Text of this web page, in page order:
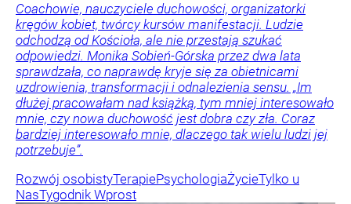
Coachowie, nauczyciele duchowości, organizatorki
kręgów kobiet, twórcy kursów manifestacji. Ludzie
odchodzą od Kościoła, ale nie przestają szukać
odpowiedzi. Monika Sobień-Górska przez dwa lata
sprawdzała, co naprawdę kryje się za obietnicami
uzdrowienia, transformacji i odnalezienia sensu. „Im
dłużej pracowałam nad książką, tym mniej interesowało
mnie, czy nowa duchowość jest dobra czy zła. Coraz
bardziej interesowało mnie, dlaczego tak wielu ludzi jej
potrzebuje”.
Rozwój osobistyTerapiePsychologiaŻycieTylko u
NasTygodnik Wprost